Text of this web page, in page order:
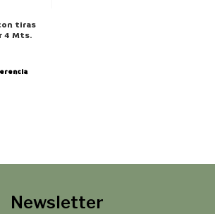
tiras
4 Mts.
Newsletter